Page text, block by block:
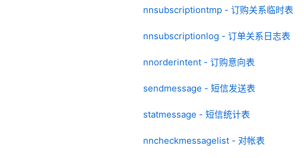
nnsubscriptiontmp - 订购关系临时表
nnsubscriptionlog - 订单关系日志表
nnorderintent - 订购意向表
sendmessage - 短信发送表
statmessage - 短信统计表
nncheckmessagelist - 对帐表